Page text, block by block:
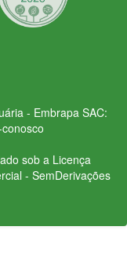
- Embrapa SAC:
sob a Licença
- SemDerivações